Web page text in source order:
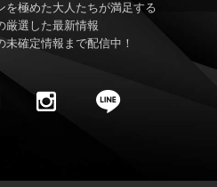
を極めた大人たちが満足する
厳選した最新情報
未確定情報まで配信中！